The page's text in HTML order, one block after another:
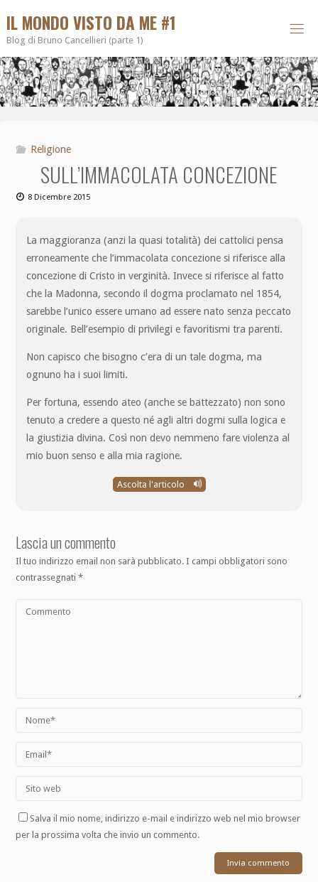
IL MONDO VISTO DA ME #1
Blog di Bruno Cancellieri (parte 1)
Religione
SULL’IMMACOLATA CONCEZIONE
8 Dicembre 2015
La maggioranza (anzi la quasi totalità) dei cattolici pensa
erroneamente che l’immacolata concezione si riferisce alla
concezione di Cristo in verginità. Invece si riferisce al fatto
che la Madonna, secondo il dogma proclamato nel 1854,
sarebbe l’unico essere umano ad essere nato senza peccato
originale. Bell’esempio di privilegi e favoritismi tra parenti.
Non capisco che bisogno c’era di un tale dogma, ma
ognuno ha i suoi limiti.
Per fortuna, essendo ateo (anche se battezzato) non sono
tenuto a credere a questo né agli altri dogmi sulla logica e
la giustizia divina. Così non devo nemmeno fare violenza al
mio buon senso e alla mia ragione.
Ascolta l'articolo
Lascia un commento
Il tuo indirizzo email non sarà pubblicato. I campi obbligatori sono
contrassegnati*
Salva il mio nome, indirizzo e-mail e indirizzo web nel mio browser
per la prossima volta che invio un commento.